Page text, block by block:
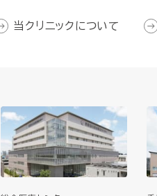
当クリニックについて